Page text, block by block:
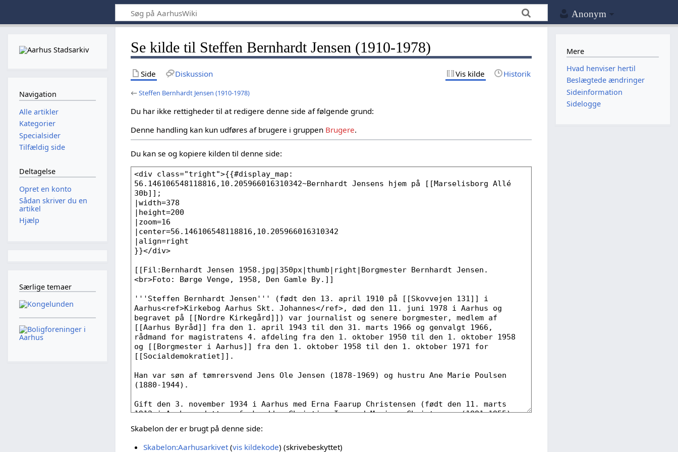
Anonym
Se kilde til Steffen Bernhardt Jensen (1910-1978)
Side Diskussion Vis kilde Historik
←Steffen Bernhardt Jensen (1910-1978)
Du har ikke rettigheder til at redigere denne side af følgende grund:
Denne handling kan kun udføres af brugere i gruppen Brugere.
Du kan se og kopiere kilden til denne side:
Skabelon der er brugt på denne side:
Skabelon:Aarhusarkivet(vis kildekode) (skrivebeskyttet)
Navigation
Alle artikler
Kategorier
Specialsider
Tilfældig side
Deltagelse
Opret en konto
Sådan skriver du en
artikel
Hjælp
Særlige temaer
Mere
Hvad henviser hertil
Beslægtede ændringer
Sideinformation
Sidelogge